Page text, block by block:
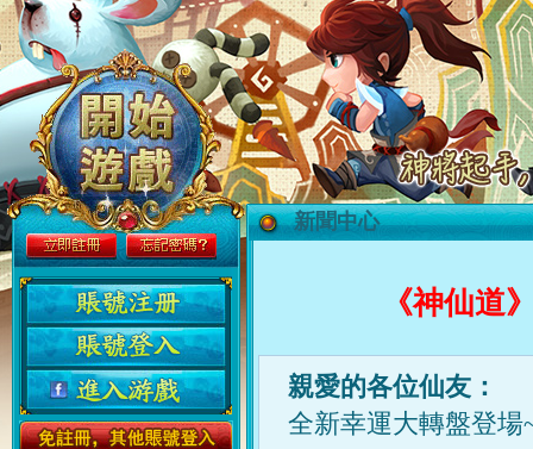
新聞中心
《神仙道
親愛的各位仙友：
全新幸運大轉盤登